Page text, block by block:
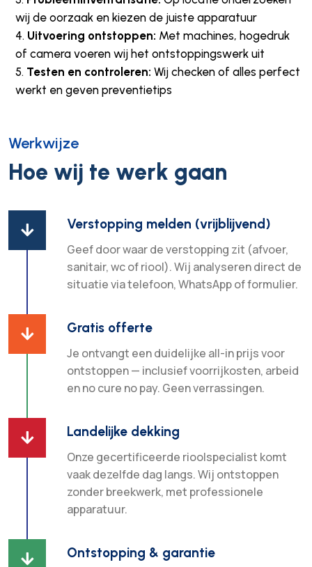
wij de oorzaak en kiezen de juiste apparatuur
Uitvoering ontstoppen: Met machines, hogedruk
of camera voeren wij het ontstoppingswerk uit
Testen en controleren: Wij checken of alles perfect
werkt en geven preventietips
Werkwijze
Hoe wij te werk gaan
 Verstopping melden (vrijblijvend)
Geef door waar de verstopping zit (afvoer,
sanitair, wc of riool). Wij analyseren direct de
situatie via telefoon, WhatsApp of formulier.
 Gratis offerte
Je ontvangt een duidelijke all-in prijs voor
ontstoppen — inclusief voorrijkosten, arbeid
en no cure no pay. Geen verrassingen.
 Landelijke dekking
Onze gecertificeerde rioolspecialist komt
vaak dezelfde dag langs. Wij ontstoppen
zonder breekwerk, met professionele
apparatuur.
 Ontstopping & garantie